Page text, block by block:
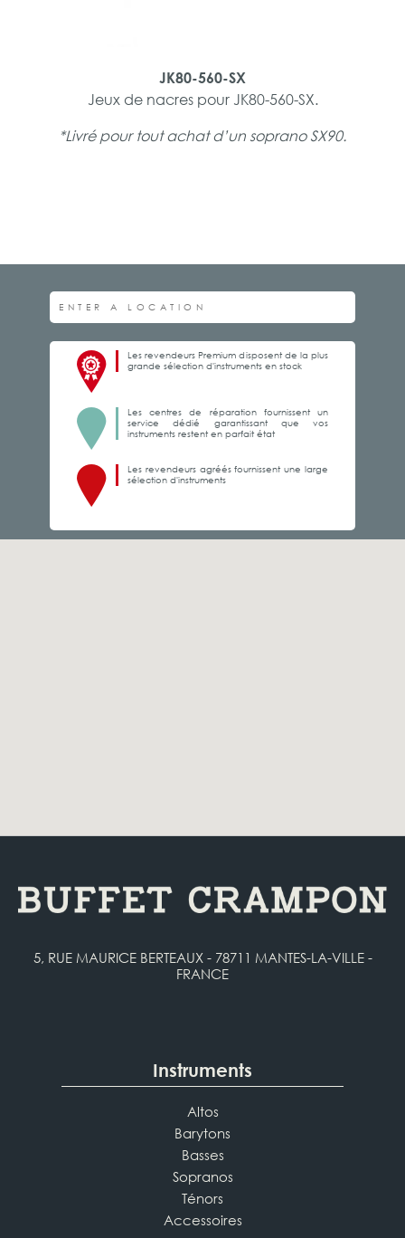
JK80-560-SX
Jeux de nacres pour JK80-560-SX.
*Livré pour tout achat d’un soprano SX90.
Les revendeurs Premium disposent de la plus
grande sélection d'instruments en stock
Les centres de réparation fournissent un
service dédié garantissant que vos
instruments restent en parfait état
Les revendeurs agréés fournissent une large
sélection d'instruments
5, RUE MAURICE BERTEAUX - 78711 MANTES-LA-VILLE -
FRANCE
Instruments
Altos
Barytons
Basses
Sopranos
Ténors
Accessoires